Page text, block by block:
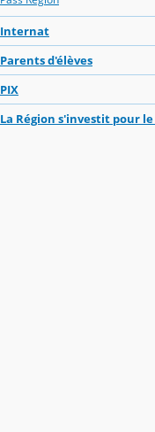
Internat
Parents d'élèves
PIX
La Région s'investit pour